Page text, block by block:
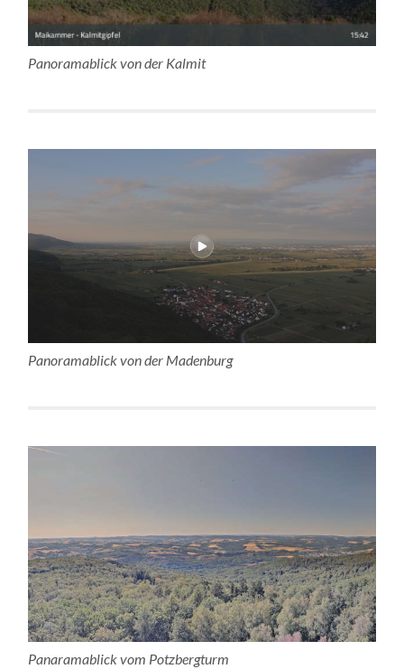
Panoramablick von der Kalmit
Panoramablick von der Madenburg
Panaramablick vom Potzbergturm